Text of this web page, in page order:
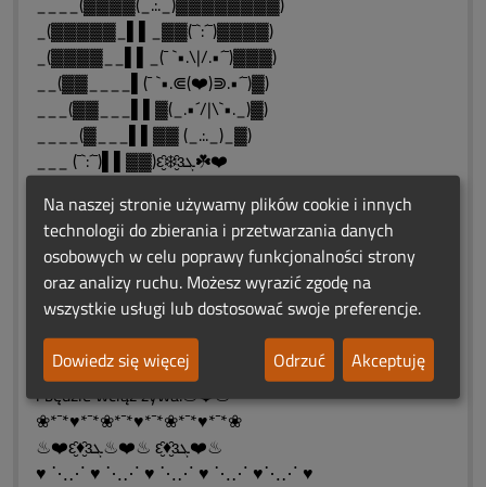
_(▓▓▓▓▓_▌▌_▓▓(¯`:´¯)▓▓▓▓)
_(▓▓▓▓__▌▌_(¯ `•.\|/.•´¯)▓▓▓)
__(▓▓____▌(¯ `•.⋐(❤️)⋑.•´¯)▓)
___(▓▓___▌▌▓(_.•´/|\`•._)▓)
____(▓___▌▌▓▓ (_.:._)_▓)
___ (¯`:´¯)▌▌▓▓)ԑ̮̑❄️̮̑ɜܓ☘️❤️
(¯ `•.⋐(❤️)⋑.•´¯)▓▓)
__(_.•´/|\`•._)▓▓▓▓▓)
___(_.:._)▓▓▓▓▓▓▓▓)
෴❤️❤️෴☀️෴❤️❤️෴
❀*¯*♥*¯*❀*¯*♥*¯*❀*¯*♥*¯*❀
"Niech miłość ta, która wśród
nas żyła,nigdy nie umrze
i będzie wciąż żywa.♨❤️♨
❀*¯*♥*¯*❀*¯*♥*¯*❀*¯*♥*¯*❀
♨❤️ԑ̮̑♦̮̑ɜܓ♨❤️♨ ԑ̮̑♦̮̑ɜܓ❤️♨
♥ ⋱⋰ ♥ ⋱⋰ ♥ ⋱⋰ ♥ ⋱⋰ ♥⋱⋰ ♥
Na naszej stronie używamy plików cookie i innych
technologii do zbierania i przetwarzania danych
osobowych w celu poprawy funkcjonalności strony
oraz analizy ruchu. Możesz wyrazić zgodę na
wszystkie usługi lub dostosować swoje preferencje.
Dowiedz się więcej
Odrzuć Akceptuję